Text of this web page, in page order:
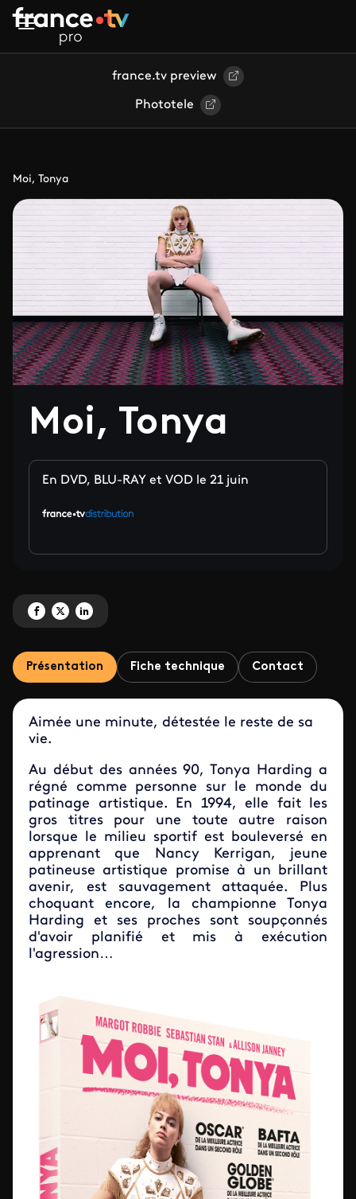
Aller au contenu principal
france.tv preview
Phototele
Moi, Tonya
Moi, Tonya
En DVD, BLU-RAY et VOD le 21 juin
Partagez 'Moi, Tonya' sur Facebook
Partagez 'Moi, Tonya' sur X
Partagez 'Moi, Tonya' sur LinkedIn
Présentation Fiche technique Contact
Aimée une minute, détestée le reste de sa
vie.
Au début des années 90, Tonya Harding a
régné comme personne sur le monde du
patinage artistique. En 1994, elle fait les
gros titres pour une toute autre raison
lorsque le milieu sportif est bouleversé en
apprenant que Nancy Kerrigan, jeune
patineuse artistique promise à un brillant
avenir, est sauvagement attaquée. Plus
choquant encore, la championne Tonya
Harding et ses proches sont soupçonnés
d'avoir planifié et mis à exécution
l'agression…